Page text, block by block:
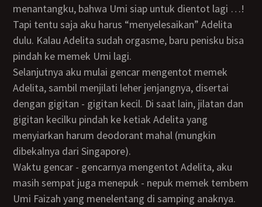
menantangku, bahwa Umi siap untuk dientot lagi …!
Tapi tentu saja aku harus “menyelesaikan” Adelita
dulu. Kalau Adelita sudah orgasme, baru penisku bisa
pindah ke memek Umi lagi.
Selanjutnya aku mulai gencar mengentot memek
Adelita, sambil menjilati leher jenjangnya, disertai
dengan gigitan - gigitan kecil. Di saat lain, jilatan dan
gigitan kecilku pindah ke ketiak Adelita yang
menyiarkan harum deodorant mahal (mungkin
dibekalnya dari Singapore).
Waktu gencar - gencarnya mengentot Adelita, aku
masih sempat juga menepuk - nepuk memek tembem
Umi Faizah yang menelentang di samping anaknya.